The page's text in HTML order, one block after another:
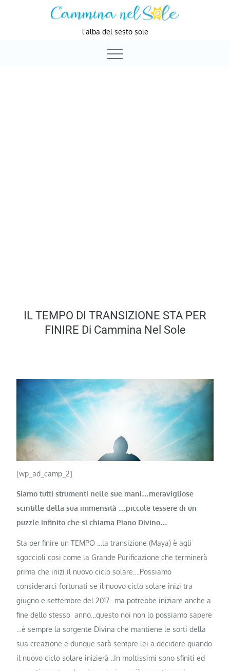
l'alba del sesto sole
IL TEMPO DI TRANSIZIONE STA PER
FINIRE Di Cammina Nel Sole
[wp_ad_camp_2]
Siamo tutti strumenti nelle sue mani…meravigliose
scintille della sua immensità …piccole tessere di un
puzzle infinito che si chiama Piano Divino…
Sta per finire un TEMPO …la transizione (Maya) è agli
sgoccioli cosi come la Grande Purificazione che terminerà
prima che inizi il nuovo ciclo solare….Possiamo
considerarci fortunati se il nuovo ciclo solare inizi tra
giugno e settembre del 2017…ma potrebbe iniziare anche a
fine dello stesso anno…questo noi non lo possiamo sapere
…è sempre la sorgente Divina che mantiene le sorti della
sua creazione e dunque sarà sempre lei a decidere quando
il nuovo ciclo solare inizierà ..In moltissimi sono sfiniti ed